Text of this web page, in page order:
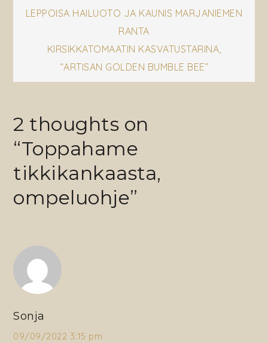
Artikkelien
selaus
LEPPOISA HAILUOTO JA KAUNIS MARJANIEMEN
RANTA
KIRSIKKATOMAATIN KASVATUSTARINA,
“ARTISAN GOLDEN BUMBLE BEE”
2 thoughts on
“Toppahame
tikkikankaasta,
ompeluohje”
Sonja
09/09/2022 3:15 pm